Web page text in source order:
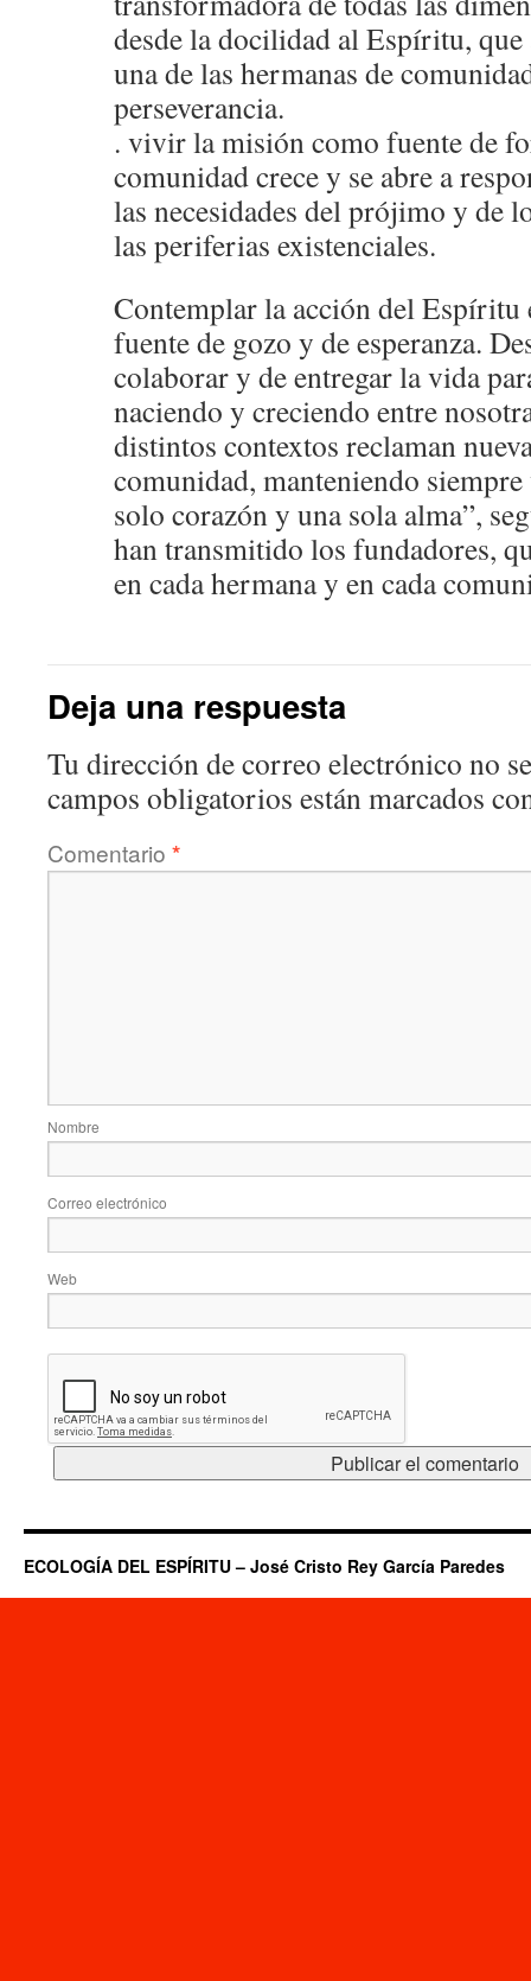
desde la docilidad al Espíritu, que
una de las hermanas de
perseverancia.
. vivir la misión como fuente de
comunidad crece y se abre a
las necesidades del prójimo y de
las periferias existenciales.
Contemplar la acción del Espíritu
fuente de gozo y de esperanza.
colaborar y de entregar la vida
naciendo y creciendo entre
distintos contextos reclaman
comunidad, manteniendo
solo corazón y una sola alma”,
han transmitido los fundadores,
en cada hermana y en cada
Deja una respuesta
Tu dirección de correo electrónico no
campos obligatorios están marcados
Comentario *
Nombre
Correo electrónico
Web
ECOLOGÍA DEL ESPÍRITU – José Cristo Rey García Paredes